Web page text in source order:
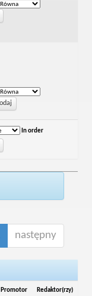
In order
następny
Promotor Redaktor(rzy)